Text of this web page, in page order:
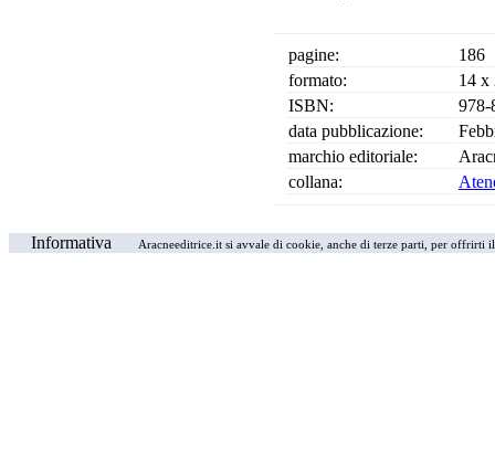
pagine:
186
formato:
14 x
ISBN:
978-
data pubblicazione:
marchio editoriale:
collana:
Informativa Aracneeditrice.it si avvale di cookie, anche di terze parti, per